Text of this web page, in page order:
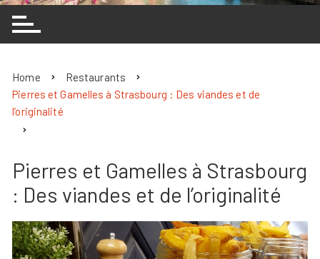
Home
Restaurants
Pierres et Gamelles à Strasbourg : Des viandes et de
l’originalité
Pierres et Gamelles à Strasbourg
: Des viandes et de l’originalité